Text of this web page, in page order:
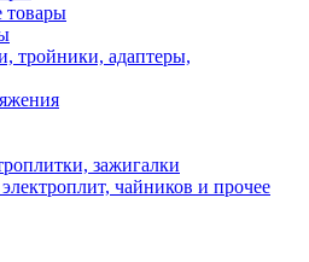
товары
тройники, адаптеры,
зажигалки
чайников и прочее